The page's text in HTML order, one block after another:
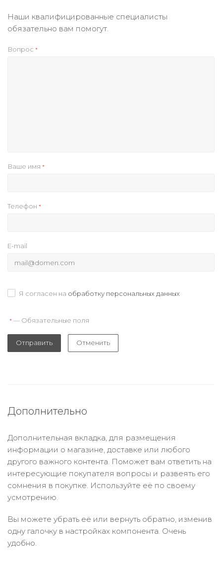
Наши квалифицированные специалисты
обязательно вам помогут.
Вопрос *
Ваше имя *
Телефон *
E-mail
Я согласен на обработку персональных данных
* — Обязательные поля
Отправить Отменить
Дополнительно
Дополнительная вкладка, для размещения
информации о магазине, доставке или любого
другого важного контента. Поможет вам ответить на
интересующие покупателя вопросы и развеять его
сомнения в покупке. Используйте её по своему
усмотрению.
Вы можете убрать её или вернуть обратно, изменив
одну галочку в настройках компонента. Очень
удобно.